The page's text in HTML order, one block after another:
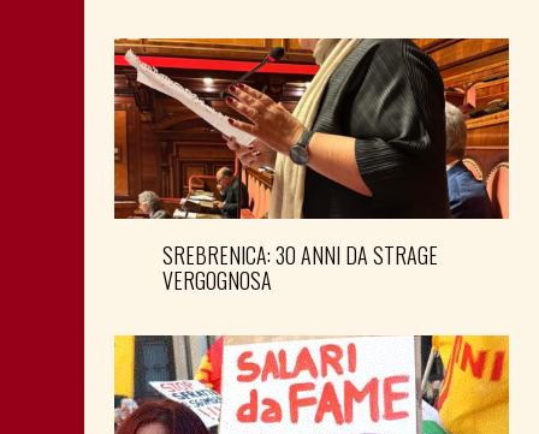
SREBRENICA: 30 ANNI DA STRAGE
VERGOGNOSA